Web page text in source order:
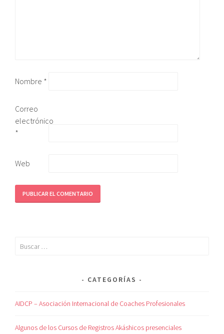
Nombre *
Correo
electrónico
*
Web
CATEGORÍAS
AIDCP – Asociación Internacional de Coaches Profesionales
Algunos de los Cursos de Registros Akáshicos presenciales